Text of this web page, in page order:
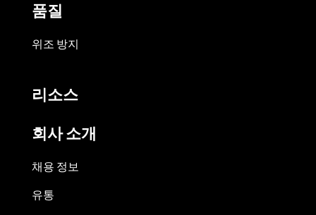
품질
위조 방지
리소스
회사 소개
채용 정보
유통